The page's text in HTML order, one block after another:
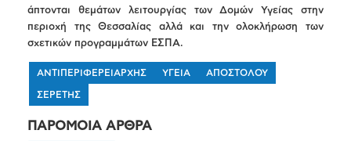
άπτονται θεμάτων λειτουργίας των Δομών Υγείας στην
περιοχή της Θεσσαλίας αλλά και την ολοκλήρωση των
σχετικών προγραμμάτων ΕΣΠΑ.
ΑΝΤΙΠΕΡΙΦΕΡΕΙΑΡΧΗΣ ΥΓΕΙΑ ΑΠΟΣΤΟΛΟΥ
ΣΕΡΕΤΗΣ
ΠΑΡΟΜΟΙΑ ΑΡΘΡΑ